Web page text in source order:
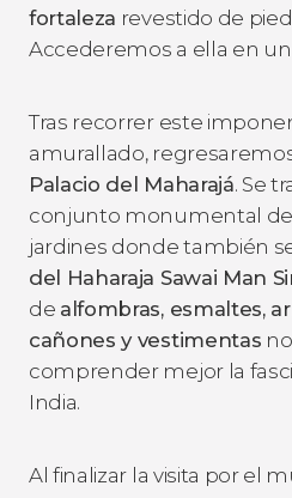
fortaleza revestido de
Accederemos a ella en
Tras recorrer este
amurallado,
Palacio del Maharajá. Se
conjunto monumental de
jardines donde también
del Haharaja Sawai Man
de alfombras, esmaltes,
cañones y vestimentas
comprender mejor la
India.
Al finalizar la visita por el